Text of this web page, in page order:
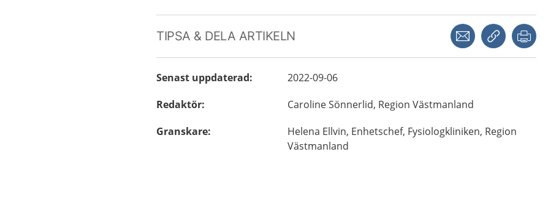
TIPSA & DELA ARTIKELN Dela via mejlKopiera länk
Senast uppdaterad:
2022-09-06
Redaktör: CarolineSönnerlid, Region Västmanland
Granskare: Helena Ellvin, Enhetschef, Fysiologkliniken, Region
Västmanland